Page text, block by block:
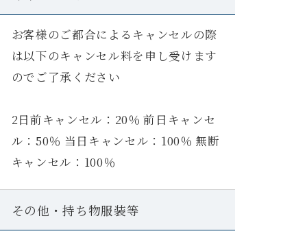
お客様のご都合によるキャンセルの際
は以下のキャンセル料を申し受けます
のでご了承ください
2日前キャンセル：20％ 前日キャンセ
ル：50％ 当日キャンセル：100％ 無断
キャンセル：100％
その他・持ち物服装等